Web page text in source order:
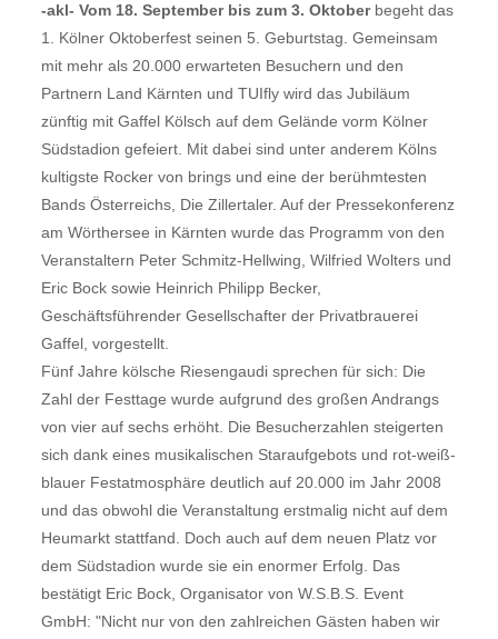
-akl- Vom 18. September bis zum 3. Oktoberbegeht das
1. Kölner Oktoberfest seinen 5. Geburtstag. Gemeinsam
mit mehr als 20.000 erwarteten Besuchern und den
Partnern Land Kärnten und TUIfly wird das Jubiläum
zünftig mit Gaffel Kölsch auf dem Gelände vorm Kölner
Südstadion gefeiert. Mit dabei sind unter anderem Kölns
kultigste Rocker von brings und eine der berühmtesten
Bands Österreichs, Die Zillertaler. Auf der Pressekonferenz
am Wörthersee in Kärnten wurde das Programm von den
Veranstaltern Peter Schmitz-Hellwing, Wilfried Wolters und
Eric Bock sowie Heinrich Philipp Becker,
Geschäftsführender Gesellschafter der Privatbrauerei
Gaffel, vorgestellt.
Fünf Jahre kölsche Riesengaudi sprechen für sich: Die
Zahl der Festtage wurde aufgrund des großen Andrangs
von vier auf sechs erhöht. Die Besucherzahlen steigerten
sich dank eines musikalischen Staraufgebots und rot-weiß-
blauer Festatmosphäre deutlich auf 20.000 im Jahr 2008 
und das obwohl die Veranstaltung erstmalig nicht auf dem
Heumarkt stattfand. Doch auch auf dem neuen Platz vor
dem Südstadion wurde sie ein enormer Erfolg. Das
bestätigt Eric Bock, Organisator von W.S.B.S. Event
GmbH: "Nicht nur von den zahlreichen Gästen haben wir